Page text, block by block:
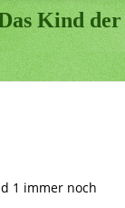
Kind der
1 immer noch